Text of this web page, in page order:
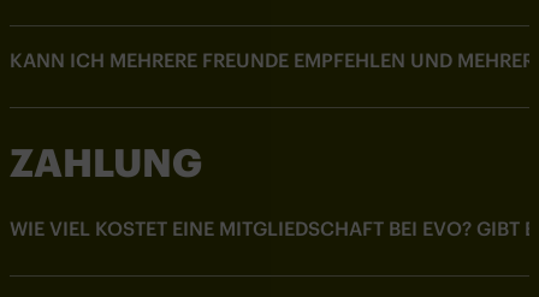
KANN ICH MEHRERE FREUNDE EMPFEHLEN UND
ZAHLUNG
WIE VIEL KOSTET EINE MITGLIEDSCHAFT BEI EVO? GIBT